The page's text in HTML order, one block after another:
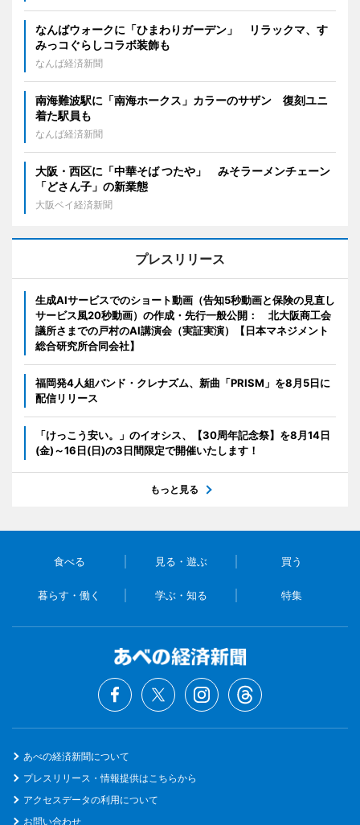
なんばウォークに「ひまわりガーデン」 リラックマ、す
みっコぐらしコラボ装飾も
なんば経済新聞
南海難波駅に「南海ホークス」カラーのサザン 復刻ユニ
着た駅員も
なんば経済新聞
大阪・西区に「中華そば つたや」 みそラーメンチェーン
「どさん子」の新業態
大阪ベイ経済新聞
プレスリリース
生成AIサービスでのショート動画（告知5秒動画と保険の見直し
サービス風20秒動画）の作成・先行一般公開： 北大阪商工会
議所さまでの戸村のAI講演会（実証実演）【日本マネジメント
総合研究所合同会社】
福岡発4人組バンド・クレナズム、新曲「PRISM」を8月5日に
配信リリース
「けっこう安い。」のイオシス、【30周年記念祭】を8月14日
(金)～16日(日)の3日間限定で開催いたします！
もっと見る
食べる 見る・遊ぶ 買う
暮らす・働く 学ぶ・知る 特集
あべの経済新聞について
プレスリリース・情報提供はこちらから
アクセスデータの利用について
お問い合わせ